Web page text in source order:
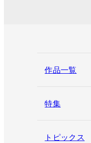
作品一覧
特集
トピックス